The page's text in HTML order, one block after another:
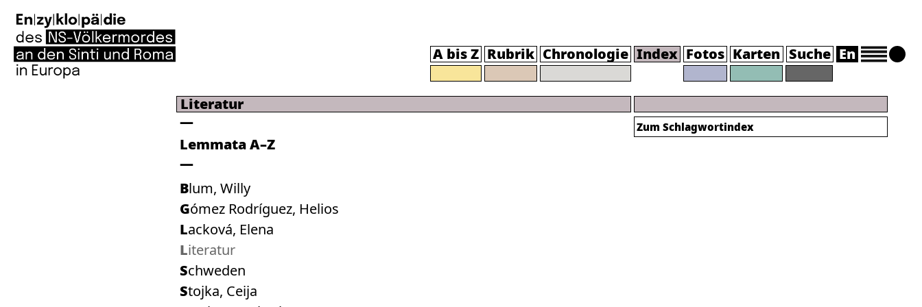
A bis Z Rubrik Chronologie Index Fotos Karten Suche En
Literatur
Lemmata A–Z
Blum, Willy
Gómez Rodríguez, Helios
Lacková, Elena
Literatur
Schweden
Stojka, Ceija
Zum Schlagwortindex